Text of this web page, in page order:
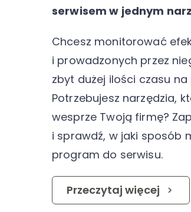
serwisem w jednym
Chcesz monitorować
i prowadzonych przez
zbyt dużej ilości czasu
Potrzebujesz narzędzia,
wesprze Twoją firmę?
i sprawdź, w jaki sposób
program do serwisu.
Przeczytaj więcej